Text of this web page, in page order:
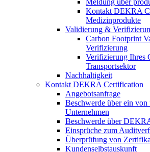
Meldung über
Kontakt DEKRA
Medizinprodukte
Validierung &
Carbon Footprint
Verifizierung
Verifizierung Ihres
Transportsektor
Nachhaltigkeit
Kontakt DEKRA Certification
Angebotsanfrage
Beschwerde über ein von
Unternehmen
Beschwerde über
Einsprüche zum
Überprüfung von
Kundenselbstauskunft